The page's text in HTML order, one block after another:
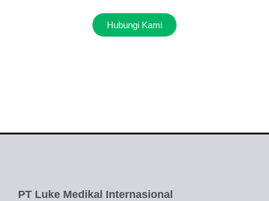
Hubungi Kami
PT Luke Medikal Internasional